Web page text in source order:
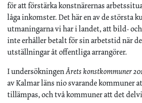
för att förstärka konstnärernas
låga inkomster. Det här en av de största
utmaningarna vi har i landet, att bild-
inte erhåller betalt för sin arbetstid när
utställningar åt offentliga arrangörer.
I undersökningenÅrets konstkommuner
av Kalmar läns nio svarande kommuner
tillämpas, och två kommuner att det